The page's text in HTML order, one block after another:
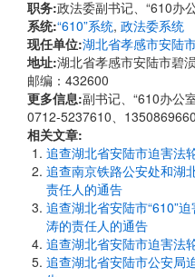
职务:政法委副书记、“610办
系统:“610”系统, 政法委系统
现任单位:湖北省孝感市安陆
地址:湖北省孝感市安陆市碧
邮编：432600
更多信息:副书记、“610办公
0712-5237610、
相关文章:
追查湖北省安陆市迫害法
追查南京铁路公安处和湖
责任人的通告
追查湖北省安陆市“610”
涛的责任人的通告
追查湖北省安陆市迫害法
追查湖北省安陆市公安局